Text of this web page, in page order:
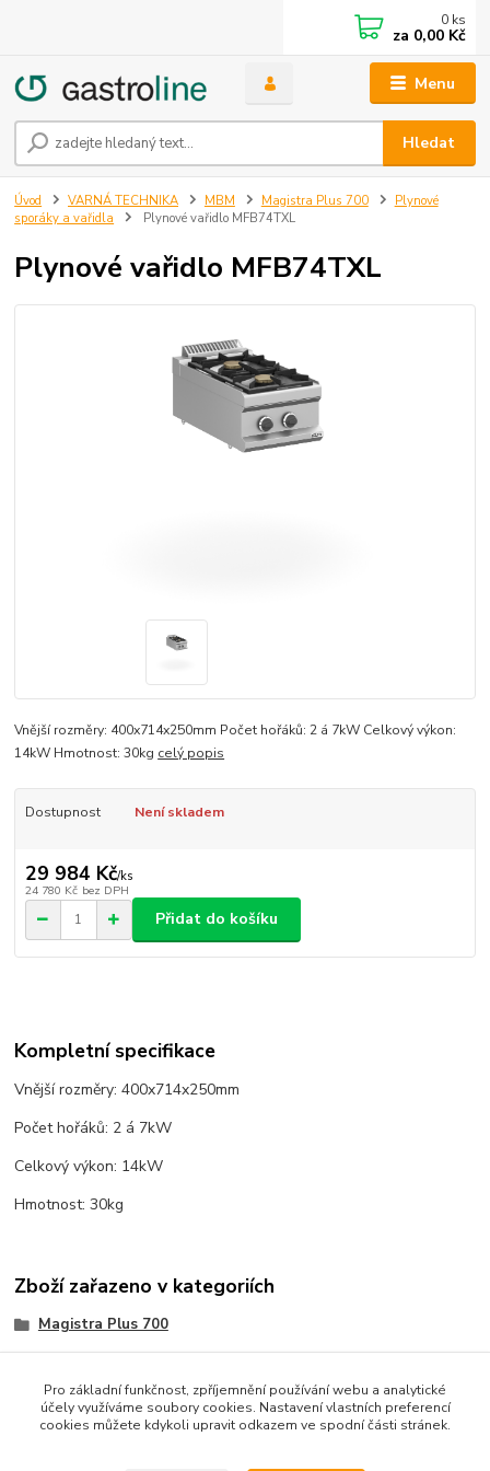
Menu
Hledat
0 ks
za 0,00 Kč
Úvod VARNÁ TECHNIKA MBM Magistra Plus 700
Plynové
sporáky a vařidla
Plynové vařidlo MFB74TXL
Plynové vařidlo MFB74TXL
Vnější rozměry: 400x714x250mm Počet hořáků: 2 á 7kW Celkový výkon:
14kW Hmotnost: 30kg celý popis
Dostupnost Není skladem
29 984 Kč/ks
24 780 Kč bez DPH
Přidat do košíku
Kompletní specifikace
Vnější rozměry: 400x714x250mm
Počet hořáků: 2 á 7kW
Celkový výkon: 14kW
Hmotnost: 30kg
Zboží zařazeno v kategoriích
Magistra Plus 700
Plynové sporáky a vařidla
Pro základní funkčnost, zpříjemnění používání webu a analytické
účely využíváme soubory cookies. Nastavení vlastních preferencí
cookies můžete kdykoli upravit odkazem ve spodní části stránek.